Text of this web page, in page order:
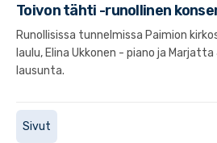
Toivon tähti -runollinen
Runollisissa tunnelmissa Paimion
laulu, Elina Ukkonen - piano ja
lausunta.
Sivut